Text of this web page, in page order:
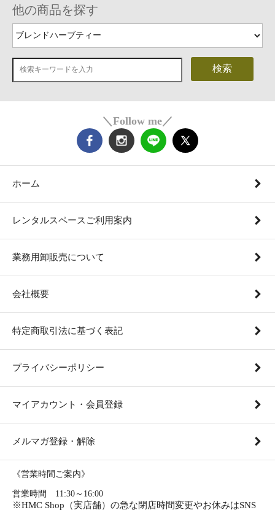
他の商品を探す
検索
＼Follow me／
ホーム
レンタルスペースご利用案内
業務用卸販売について
会社概要
特定商取引法に基づく表記
プライバシーポリシー
マイアカウント・会員登録
メルマガ登録・解除
《営業時間ご案内》
営業時間 11:30～16:00
※HMC Shop（実店舗）の急な閉店時間変更やお休みはSNS